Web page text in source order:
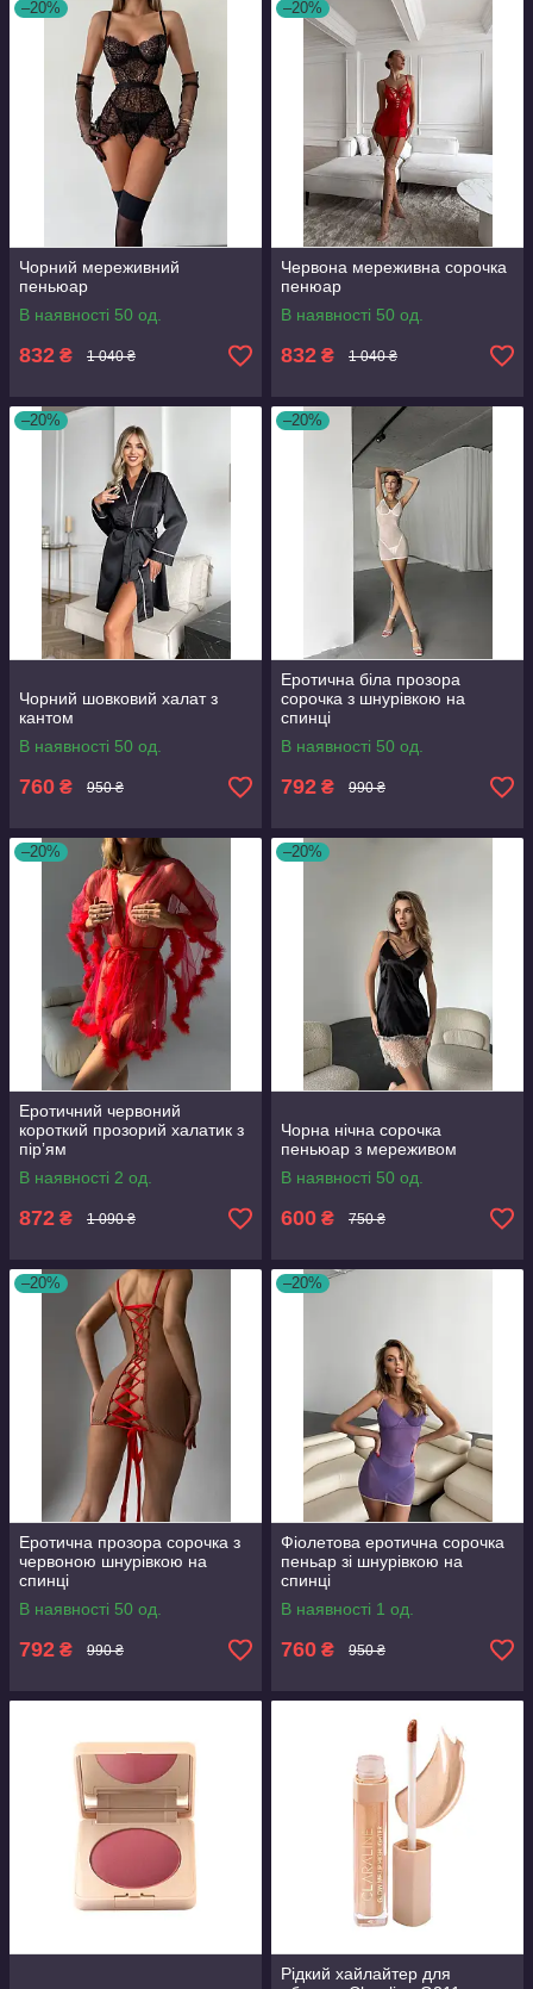
–20%
Чорний мереживний
пеньюар
В наявності 50 од.
832 ₴ 1 040 ₴
–20%
Червона мереживна сорочка
пенюар
В наявності 50 од.
832 ₴ 1 040 ₴
–20%
Чорний шовковий халат з
кантом
В наявності 50 од.
760 ₴ 950 ₴
–20%
Еротична біла прозора
сорочка з шнурівкою на
спинці
В наявності 50 од.
792 ₴ 990 ₴
–20%
Еротичний червоний
короткий прозорий халатик з
пірʼям
В наявності 2 од.
872 ₴ 1 090 ₴
–20%
Чорна нічна сорочка
пеньюар з мереживом
В наявності 50 од.
600 ₴ 750 ₴
–20%
Еротична прозора сорочка з
червоною шнурівкою на
спинці
В наявності 50 од.
792 ₴ 990 ₴
–20%
Фіолетова еротична сорочка
пеньар зі шнурівкою на
спинці
В наявності 1 од.
760 ₴ 950 ₴
Рідкий хайлайтер для